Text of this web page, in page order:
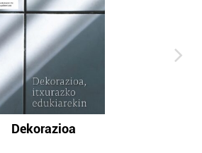
Dekorazioa